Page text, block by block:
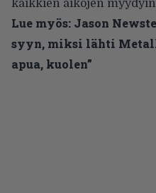
kaikkien aikojen myydyin
Lue myös: Jason
syyn, miksi lähti
apua, kuolen”